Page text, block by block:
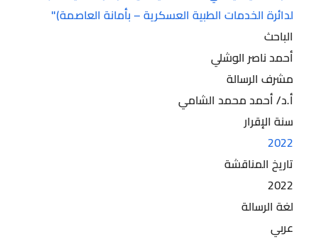
لدائرة الخدمات الطبية العسكرية – بأمانة العاصمة)"
الباحث
أحمد ناصر الوشلي
مشرف الرسالة
أ.د/ أحمد محمد الشامي
سنة الإقرار
2022
تاريخ المناقشة
2022
لغة الرسالة
عربي